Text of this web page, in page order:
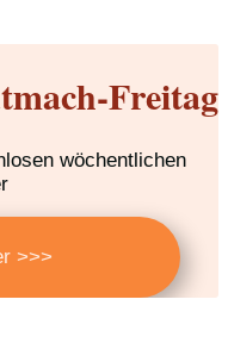
Freitag
wöchentlichen
>>>